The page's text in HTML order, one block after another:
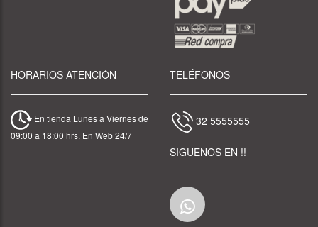
HORARIOS ATENCIÓN
En tienda Lunes a Viernes de
09:00 a 18:00 hrs. En Web 24/7
TELÉFONOS
32 5555555
SIGUENOS EN !!